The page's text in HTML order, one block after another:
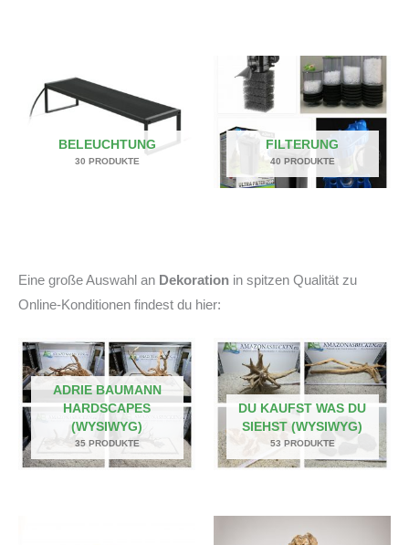
BELEUCHTUNG
30 PRODUKTE
FILTERUNG
40 PRODUKTE
Eine große Auswahl an Dekoration in spitzen Qualität zu
Online-Konditionen findest du hier:
ADRIE BAUMANN
HARDSCAPES
(WYSIWYG)
35 PRODUKTE
DU KAUFST WAS DU
SIEHST (WYSIWYG)
53 PRODUKTE